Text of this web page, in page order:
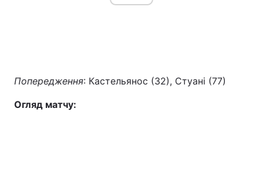
Попередження: Кастельянос (32), Стуані (77)
Огляд матчу: